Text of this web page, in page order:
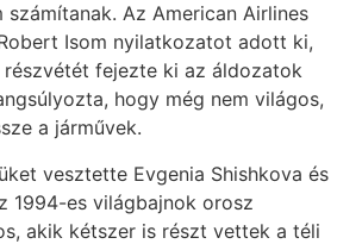
számítanak. Az American Airlines
Isom nyilatkozatot adott ki,
részvétét fejezte ki az áldozatok
hogy még nem világos,
a járművek.
vesztette Evgenia Shishkova és
1994-es világbajnok orosz
akik kétszer is részt vettek a téli